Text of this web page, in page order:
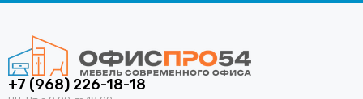
+7 (968) 226-18-18